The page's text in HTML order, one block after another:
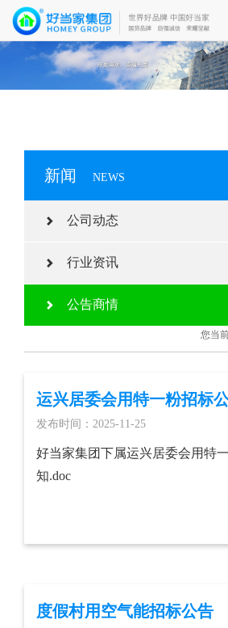
新闻 NEWS
公司动态
行业资讯
公告商情
您当
运兴居委会用特一粉招标
发布时间：2025-11-25
好当家集团下属运兴居委会用特
知.doc
度假村用空气能招标公告